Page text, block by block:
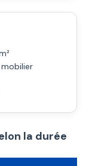
la durée